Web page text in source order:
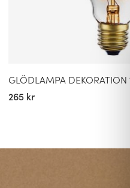
GLÖDLAMPA DEKORATION
265 kr